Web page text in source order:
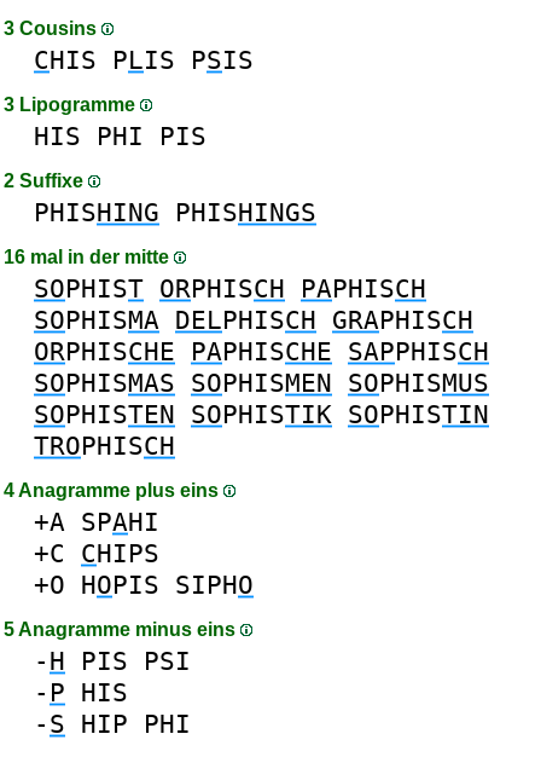
3 Cousins
CHIS PLIS PSIS
3 Lipogramme
HIS PHI PIS
2 Suffixe
PHISHING PHISHINGS
16 mal in der mitte
SOPHIST ORPHISCH PAPHISCH
SOPHISMA DELPHISCH GRAPHISCH
ORPHISCHE PAPHISCHE SAPPHISCH
SOPHISMAS SOPHISMEN SOPHISMUS
SOPHISTEN SOPHISTIK SOPHISTIN
TROPHISCH
4 Anagramme plus eins
+A SPAHI
+C CHIPS
+O HOPIS SIPHO
5 Anagramme minus eins
- H PIS
PSI
- P HIS
- S HIP PHI